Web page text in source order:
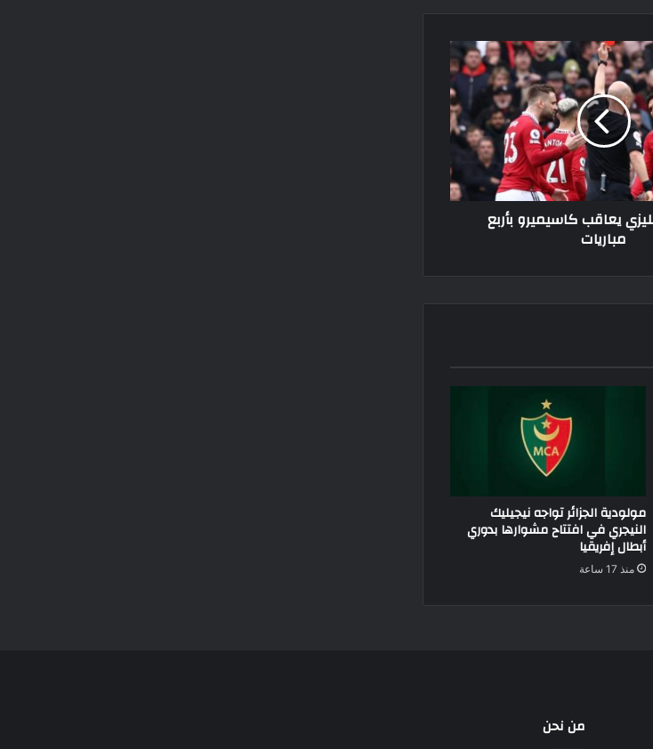
يعاقب كاسيميرو بأربع
مباريات
مولودية الجزائر تواجه نيجيليك
النيجري في افتتاح مشوارها بدوري
أبطال إفريقيا
منذ 17 ساعة
من نحن